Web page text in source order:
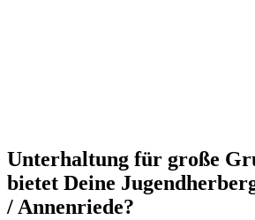
Unterhaltung für große
bietet Deine
/ Annenriede?